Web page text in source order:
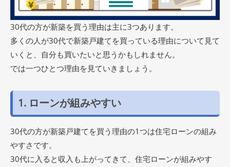
30代の方が新築を買う理由は主に3つあります。
多くの人が30代で新築戸建てを買っている理由について見て
いくと、自分も買いたいと思うかもしれません。
では一つひとつ理由を見ていきましょう。
1. ローンが組みやすい
30代の方が新築戸建てを買う理由の1つは住宅ローンの組み
やすさです。
30代に入ると収入も上がってきて、住宅ローンが組みやす